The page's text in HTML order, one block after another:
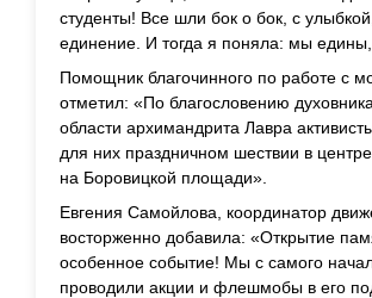
студенты! Все шли бок о бок, с
единение. И тогда я поняла: мы
Помощник благочинного по работе с
отметил: «По благословению
области архимандрита Лавра
для них праздничном шествии в
на Боровицкой площади».
Евгения Самойлова, координатор
восторженно добавила: «Открытие
особенное событие! Мы с самого
проводили акции и флешмобы в его